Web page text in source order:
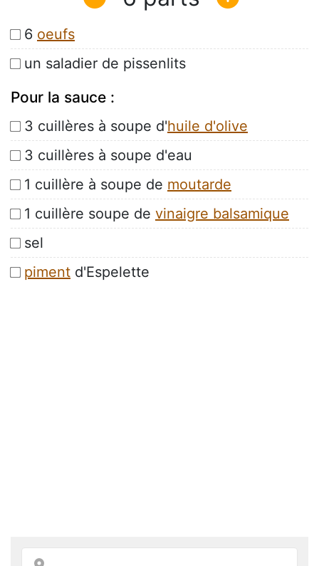
6 oeufs
un saladier de pissenlits
Pour la sauce :
3 cuillères à soupe d'huile d'olive
3 cuillères à soupe d'eau
1 cuillère à soupe de moutarde
1 cuillère soupe de vinaigre balsamique
sel
piment d'Espelette